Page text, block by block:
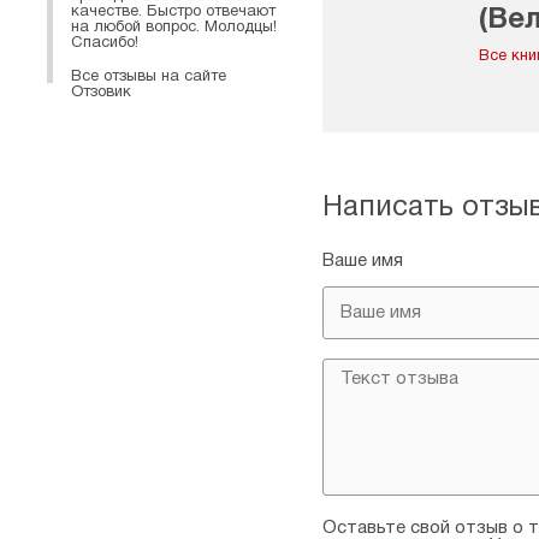
Все
Написать
Ваше имя
Оставьте свой отзыв о
качестве. Быстро отвечают
на любой вопрос. Молодцы!
Спасибо!
Все отзывы на сайте
Отзовик